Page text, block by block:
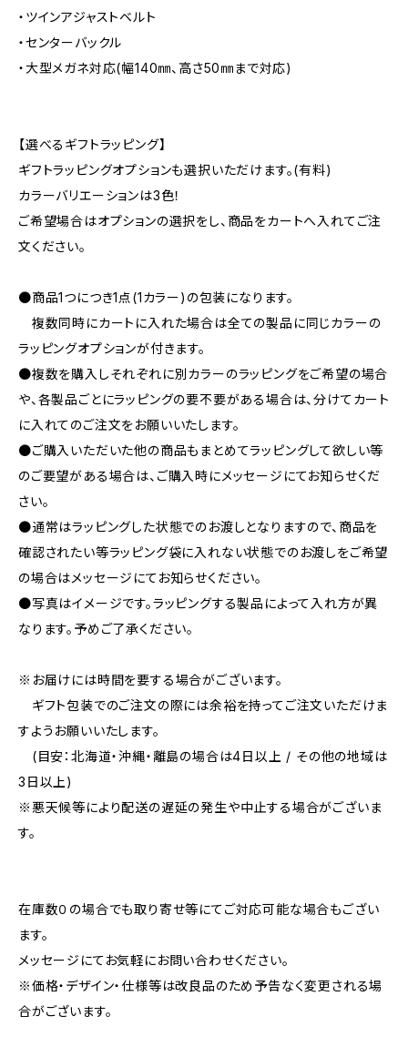
・ツインアジャストベルト
・センターバックル
・大型メガネ対応(幅140㎜、高さ50㎜まで対応)
【選べるギフトラッピング】
ギフトラッピングオプションも選択いただけます。(有料)
カラーバリエーションは3色！
ご希望場合はオプションの選択をし、商品をカートへ入れてご注
文ください。
●商品1つにつき1点(1カラー)の包装になります。
複数同時にカートに入れた場合は全ての製品に同じカラーの
ラッピングオプションが付きます。
●複数を購入しそれぞれに別カラーのラッピングをご希望の場合
や、各製品ごとにラッピングの要不要がある場合は、分けてカート
に入れてのご注文をお願いいたします。
●ご購入いただいた他の商品もまとめてラッピングして欲しい等
のご要望がある場合は、ご購入時にメッセージにてお知らせくだ
さい。
●通常はラッピングした状態でのお渡しとなりますので、商品を
確認されたい等ラッピング袋に入れない状態でのお渡しをご希望
の場合はメッセージにてお知らせください。
●写真はイメージです。ラッピングする製品によって入れ方が異
なります。予めご了承ください。
※お届けには時間を要する場合がございます。
ギフト包装でのご注文の際には余裕を持ってご注文いただけま
すようお願いいたします。
(目安：北海道・沖縄・離島の場合は4日以上 / その他の地域は
3日以上)
※悪天候等により配送の遅延の発生や中止する場合がございま
す。
在庫数０の場合でも取り寄せ等にてご対応可能な場合もござい
ます。
メッセージにてお気軽にお問い合わせください。
※価格・デザイン・仕様等は改良品のため予告なく変更される場
合がございます。